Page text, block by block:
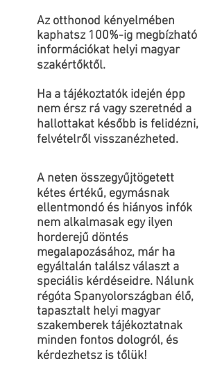
Az otthonod kényelmében
kaphatsz 100%-ig megbízható
információkat helyi magyar
szakértőktől.
Ha a tájékoztatók idején épp
nem érsz rá vagy szeretnéd a
hallottakat később is felidézni,
felvételről visszanézheted.
A neten összegyűjtögetett
kétes értékű, egymásnak
ellentmondó és hiányos infók
nem alkalmasak egy ilyen
horderejű döntés
megalapozásához, már ha
egyáltalán találsz választ a
speciális kérdéseidre. Nálunk
régóta Spanyolországban élő,
tapasztalt helyi magyar
szakemberek tájékoztatnak
minden fontos dologról, és
kérdezhetsz is tőlük!